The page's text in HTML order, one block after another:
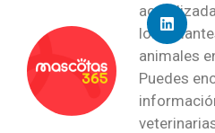
los
animales
Puedes